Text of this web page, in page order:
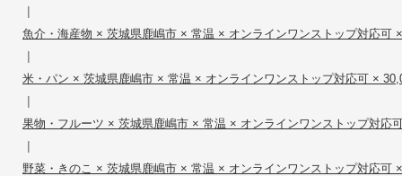
|
魚介・海産物 × 茨城県鹿嶋市 × 常温 × オンラインワンストップ対応可
|
米・パン × 茨城県鹿嶋市 × 常温 × オンラインワンストップ対応可 ×
|
果物・フルーツ × 茨城県鹿嶋市 × 常温 × オンラインワンストップ対応
|
野菜・きのこ × 茨城県鹿嶋市 × 常温 × オンラインワンストップ対応可